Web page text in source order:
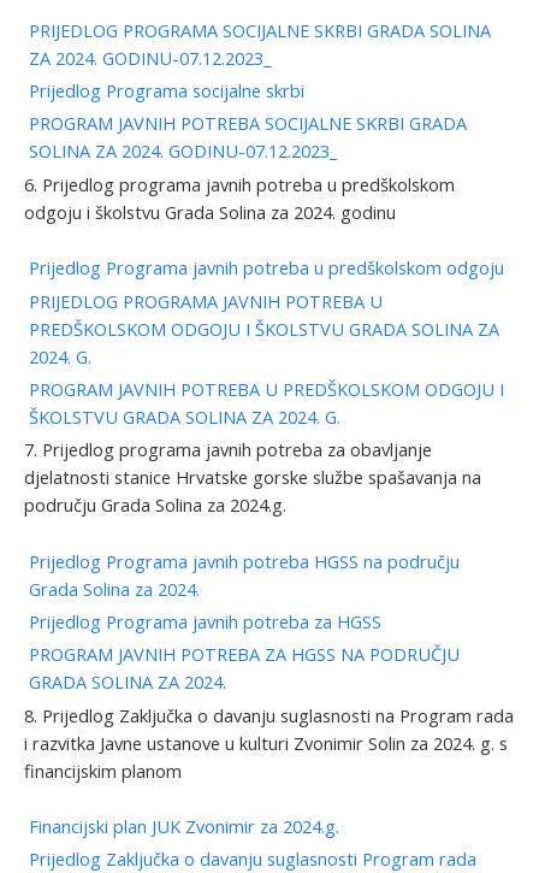
PRIJEDLOG PROGRAMA SOCIJALNE SKRBI GRADA SOLINA
ZA 2024. GODINU-07.12.2023_
Prijedlog Programa socijalne skrbi
PROGRAM JAVNIH POTREBA SOCIJALNE SKRBI GRADA
SOLINA ZA 2024. GODINU-07.12.2023_
6. Prijedlog programa javnih potreba u predškolskom
odgoju i školstvu Grada Solina za 2024. godinu
Prijedlog Programa javnih potreba u predškolskom odgoju
PRIJEDLOG PROGRAMA JAVNIH POTREBA U
PREDŠKOLSKOM ODGOJU I ŠKOLSTVU GRADA SOLINA ZA
2024. G.
PROGRAM JAVNIH POTREBA U PREDŠKOLSKOM ODGOJU I
ŠKOLSTVU GRADA SOLINA ZA 2024. G.
7. Prijedlog programa javnih potreba za obavljanje
djelatnosti stanice Hrvatske gorske službe spašavanja na
području Grada Solina za 2024.g.
Prijedlog Programa javnih potreba HGSS na području
Grada Solina za 2024.
Prijedlog Programa javnih potreba za HGSS
PROGRAM JAVNIH POTREBA ZA HGSS NA PODRUČJU
GRADA SOLINA ZA 2024.
8. Prijedlog Zaključka o davanju suglasnosti na Program rada
i razvitka Javne ustanove u kulturi Zvonimir Solin za 2024. g. s
financijskim planom
Financijski plan JUK Zvonimir za 2024.g.
Prijedlog Zaključka o davanju suglasnosti Program rada